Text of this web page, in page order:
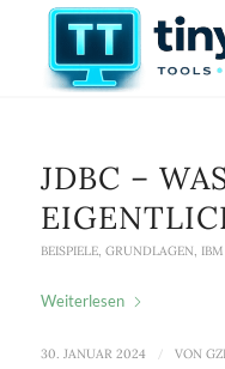
JDBC –
BEISPIELE, GRUNDLAGEN,
Weiterlesen
30. JANUAR 2024 / VON